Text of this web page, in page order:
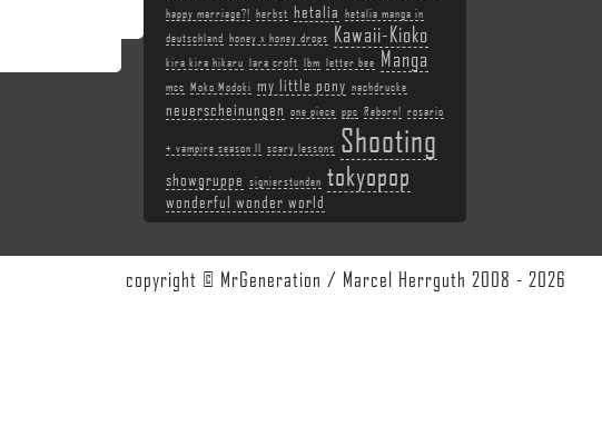
happy marriage?! herbst hetalia hetalia manga in
deutschland honey x honey drops Kawaii-Kioko
kira kira hikaru lara croft lbm letter bee Manga
mcc Moko Modoki my little pony nachdrucke
neuerscheinungen one piece ppc Reborn! rosario
+ vampire season II scary lessons Shooting
showgruppe signierstunden tokyopop
wonderful wonder world
copyright © MrGeneration / Marcel Herrguth 2008 - 2026